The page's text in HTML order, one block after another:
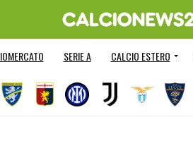
SERIE A CALCIO ESTERO